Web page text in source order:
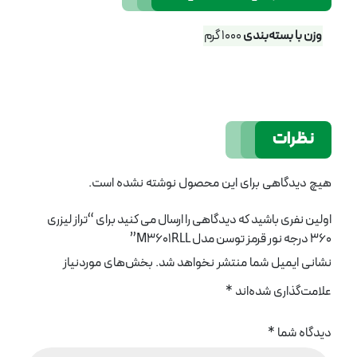
وزن با بسته‌بندی1000 گرم
نظرات
هیچ دیدگاهی برای این محصول نوشته نشده است.
اولین نفری باشید که دیدگاهی را ارسال می کنید برای “تراز لیزری
360 درجه نور قرمز توسن مدل M3601RLL”
نشانی ایمیل شما منتشر نخواهد شد. بخش‌های موردنیاز
علامت‌گذاری شده‌اند *
دیدگاه شما *